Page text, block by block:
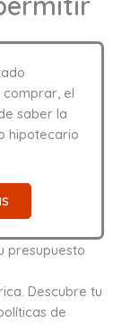
comprar, el
saber la
hipotecario
presupuesto
Descubre tu
de